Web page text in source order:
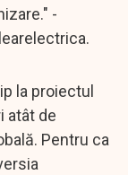
-
la proiectul
atât de
Pentru ca